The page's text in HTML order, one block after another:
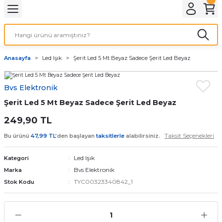
E27 DUY AMPÜLLER
Anasayfa Led Işık Şerit Led 5 Mt Beyaz Sadece Şerit Led Beyaz
Bvs Elektronik
Şerit Led 5 Mt Beyaz Sadece Şerit Led Beyaz
249,90 TL
Bu ürünü 47,99 TL’den başlayantaksitlerle alabilirsiniz. Taksit Seçenekleri
Kategori Led Işık
Marka Bvs Elektronik
Stok Kodu TYC00323340842_1